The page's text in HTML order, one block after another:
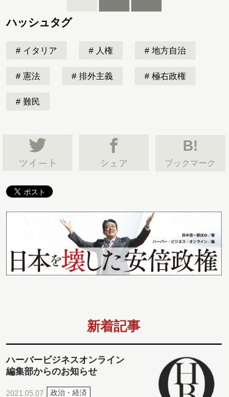
ハッシュタグ
イタリア 人権 地方自治
憲法 排外主義 極右政権
難民
B!
ブックマーク
新着記事
ハーバービジネスオンライン
編集部からのお知らせ
2021.05.07 政治・経済